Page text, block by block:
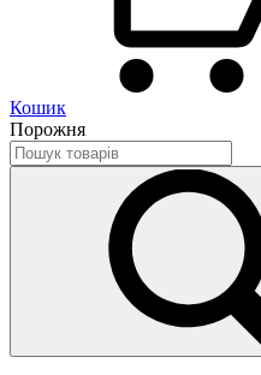
Кошик
Порожня